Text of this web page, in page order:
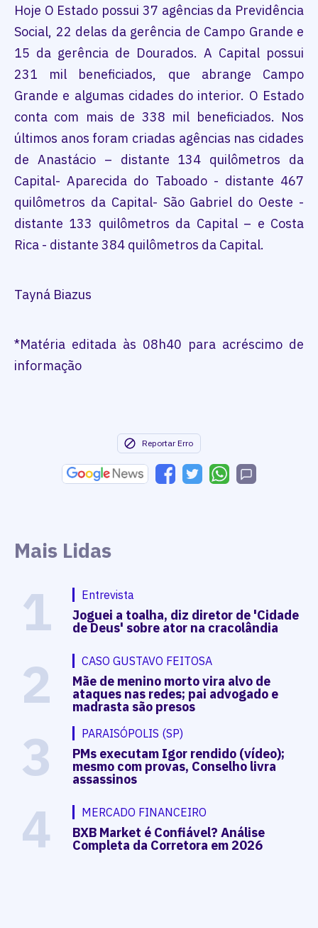
Hoje O Estado possui 37 agências da Previdência
Social, 22 delas da gerência de Campo Grande e
15 da gerência de Dourados. A Capital possui
231 mil beneficiados, que abrange Campo
Grande e algumas cidades do interior. O Estado
conta com mais de 338 mil beneficiados. Nos
últimos anos foram criadas agências nas cidades
de Anastácio – distante 134 quilômetros da
Capital- Aparecida do Taboado - distante 467
quilômetros da Capital- São Gabriel do Oeste -
distante 133 quilômetros da Capital – e Costa
Rica - distante 384 quilômetros da Capital.
Tayná Biazus
*Matéria editada às 08h40 para acréscimo de
informação
Reportar Erro
Mais Lidas
1 Entrevista
Joguei a toalha, diz diretor de 'Cidade
de Deus' sobre ator na cracolândia
2 CASO GUSTAVO FEITOSA
Mãe de menino morto vira alvo de
ataques nas redes; pai advogado e
madrasta são presos
3 PARAISÓPOLIS (SP)
PMs executam Igor rendido (vídeo);
mesmo com provas, Conselho livra
assassinos
4 MERCADO FINANCEIRO
BXB Market é Confiável? Análise
Completa da Corretora em 2026